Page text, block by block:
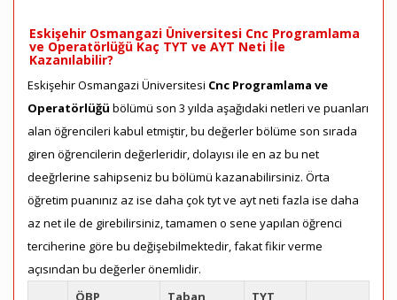
Eskişehir Osmangazi Üniversitesi Cnc Programlama
ve Operatörlüğü Kaç TYT ve AYT Neti İle
Kazanılabilir?
Eskişehir Osmangazi Üniversitesi Cnc Programlama ve
Operatörlüğü bölümü son 3 yılda aşağıdaki netleri ve puanları
alan öğrencileri kabul etmiştir, bu değerler bölüme son sırada
giren öğrencilerin değerleridir, dolayısı ile en az bu net
deeğrlerine sahipseniz bu bölümü kazanabilirsiniz. Örta
öğretim puanınız az ise daha çok tyt ve ayt neti fazla ise daha
az net ile de girebilirsiniz, tamamen o sene yapılan öğrenci
terciherine göre bu değişebilmektedir, fakat fikir verme
açısından bu değerler önemlidir.
ÖBP
Taban
TYT